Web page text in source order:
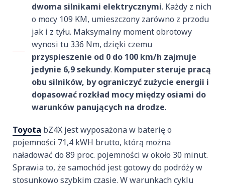
dwoma silnikami elektrycznymi. Każdy z nich
o mocy 109 KM, umieszczony zarówno z przodu
jak i z tyłu. Maksymalny moment obrotowy
wynosi tu 336 Nm, dzięki czemu
przyspieszenie od 0 do 100 km/h zajmuje
jedynie 6,9 sekundy. Komputer steruje pracą
obu silników, by ograniczyć zużycie energii i
dopasować rozkład mocy między osiami do
warunków panujących na drodze.
Toyota bZ4X jest wyposażona w baterię o
pojemności 71,4 kWH brutto, którą można
naładować do 89 proc. pojemności w około 30 minut.
Sprawia to, że samochód jest gotowy do podróży w
stosunkowo szybkim czasie. W warunkach cyklu